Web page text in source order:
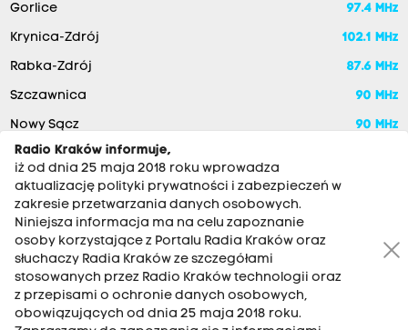
Gorlice 97.4 MHz
Krynica-Zdrój 102.1 MHz
Rabka-Zdrój 87.6 MHz
Szczawnica 90 MHz
Nowy Sącz 90 MHz
RADIO KRAKÓW SA. Aleja Juliusza Słowackiego 22, 30-007
Kraków
Radio Kraków informuje,
iż od dnia 25 maja 2018 roku wprowadza
aktualizację polityki prywatności i zabezpieczeń w
zakresie przetwarzania danych osobowych.
Niniejsza informacja ma na celu zapoznanie
osoby korzystające z Portalu Radia Kraków oraz
słuchaczy Radia Kraków ze szczegółami
stosowanych przez Radio Kraków technologii oraz
z przepisami o ochronie danych osobowych,
obowiązujących od dnia 25 maja 2018 roku.